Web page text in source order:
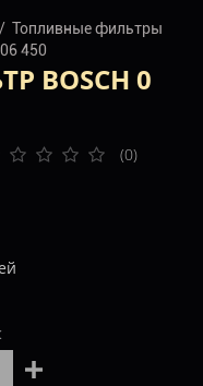
Топливные фильтры
450
BOSCH 0
(0)